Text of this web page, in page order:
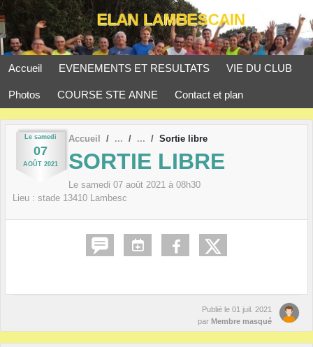
Accueil EVENEMENTS ET RESULTATS VIE DU CLUB
Photos COURSE STE ANNE Contact et plan
Le samedi
07
AOÛT 2021
Accueil Sortie libre
SORTIE LIBRE
Le samedi 07 août 2021 à 08h30
Lieu : stade 13410 Lambesc
Publié le 01 juil. 2021
par Membre masqué
Panneau de gestion des cookies